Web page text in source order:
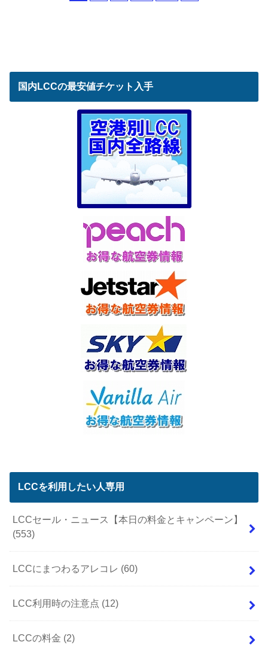
国内LCCの最安値チケット入手
LCCを利用したい人専用
LCCセール・ニュース【本日の料金とキャンペーン】
(553)
LCCにまつわるアレコレ (60)
LCC利用時の注意点 (12)
LCCの料金 (2)